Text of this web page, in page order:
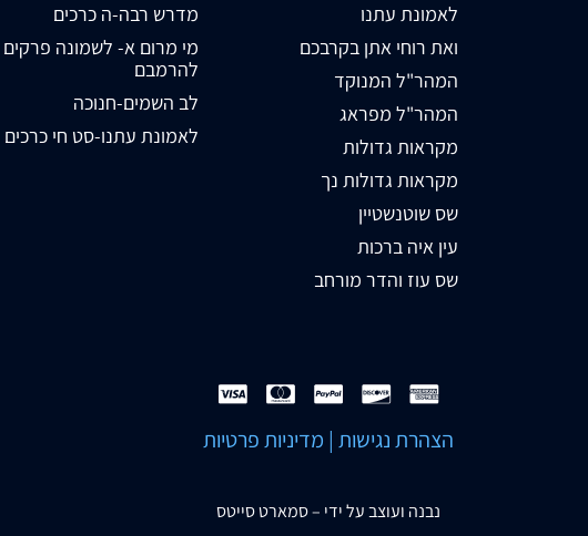
לאמונת עתנו
ואת רוחי אתן בקרבכם
המהר"ל המנוקד
המהר"ל מפראג
מקראות גדולות
מקראות גדולות נך
שס שוטנשטיין
עין איה ברכות
שס עוז והדר מורחב
מדרש רבה-ה כרכים
מי מרום א- לשמונה פרקים
להרמבם
לב השמים-חנוכה
לאמונת עתנו-סט חי כרכים
הצהרת נגישות | מדיניות פרטיות
נבנה ועוצב על ידי –סמארט סייטס